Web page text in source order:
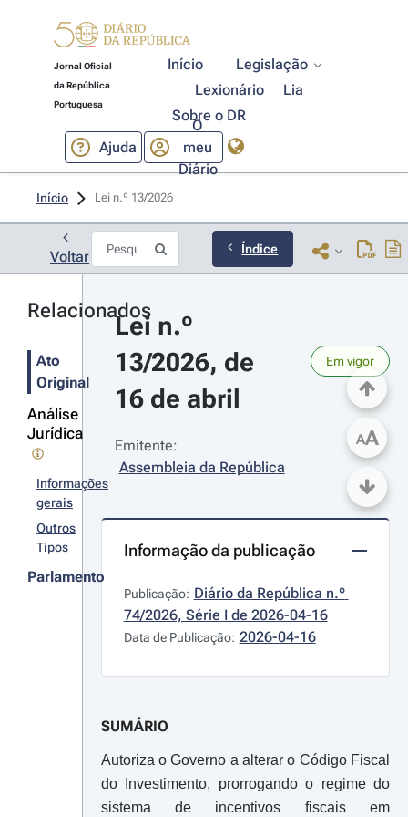
Jornal Oficial
da República
Portuguesa
Início
Legislação
Lexionário
Lia
Sobre o DR
Ajuda
O
meu
Diário
Início Lei n.º 13/2026
Voltar Índice
Relacionados
Ato
Original
Análise
Jurídica
Informações
gerais
Outros
Tipos
Parlamento
Lei n.º
13/2026, de
16 de abril
Em vigor
Emitente:
Assembleia da República
Informação da publicação
Publicação: Diário da República n.º
74/2026, Série I de 2026-04-16
Data de Publicação: 2026-04-16
SUMÁRIO
Autoriza o Governo a alterar o Código Fiscal
do Investimento, prorrogando o regime do
sistema de incentivos fiscais em
AA